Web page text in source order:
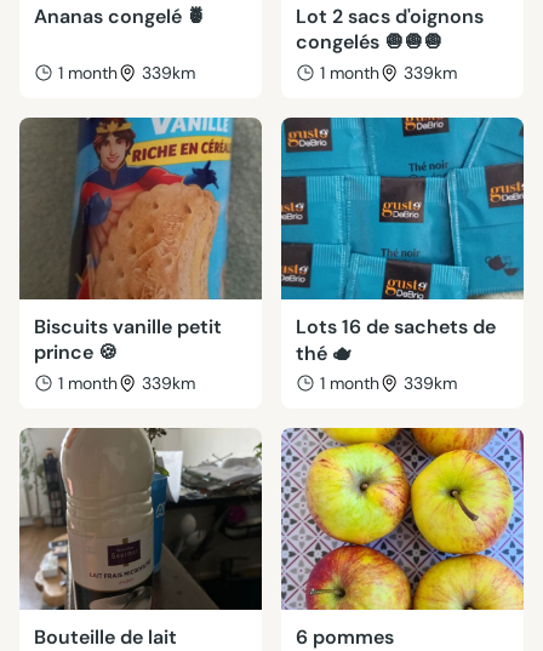
Ananas congelé 🍍
1 month 339km
Lot 2 sacs d'oignons
congelés 🧅🧅🧅
1 month 339km
Biscuits vanille petit
prince 🍪
1 month 339km
Lots 16 de sachets de
thé 🫖
1 month 339km
Bouteille de lait 6 pommes